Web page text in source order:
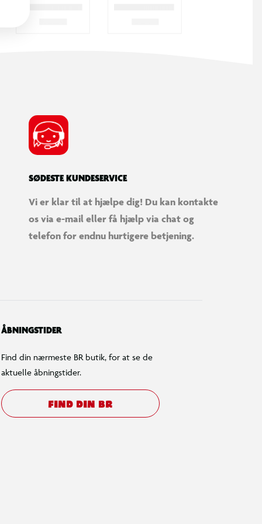
SØDESTE KUNDESERVICE
Vi er klar til at hjælpe dig! Du kan kontakte
os via e-mail eller få hjælp via chat og
telefon for endnu hurtigere betjening.
ÅBNINGSTIDER
Find din nærmeste BR butik, for at se de
aktuelle åbningstider.
FIND DIN BR